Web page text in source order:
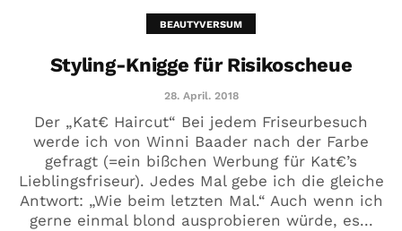
BEAUTYVERSUM
Styling-Knigge für Risikoscheue
28. April. 2018
Der „Kat€ Haircut“ Bei jedem Friseurbesuch
werde ich von Winni Baader nach der Farbe
gefragt (=ein bißchen Werbung für Kat€’s
Lieblingsfriseur). Jedes Mal gebe ich die gleiche
Antwort: „Wie beim letzten Mal.“ Auch wenn ich
gerne einmal blond ausprobieren würde, es...